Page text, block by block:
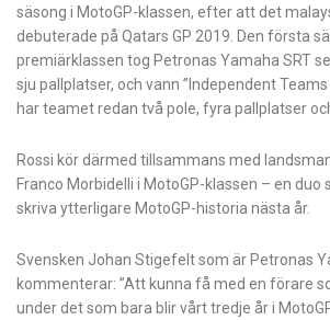
säsong i MotoGP-klassen, efter att det
debuterade på Qatars GP 2019. Den första
premiärklassen tog Petronas Yamaha SRT
sju pallplatser, och vann ”Independent
har teamet redan två pole, fyra pallplatser
Rossi kör därmed tillsammans med
Franco Morbidelli i MotoGP-klassen – en duo
skriva ytterligare MotoGP-historia nästa år.
Svensken Johan Stigefelt som är Petronas
kommenterar: ”Att kunna få med en förare
under det som bara blir vårt tredje år i